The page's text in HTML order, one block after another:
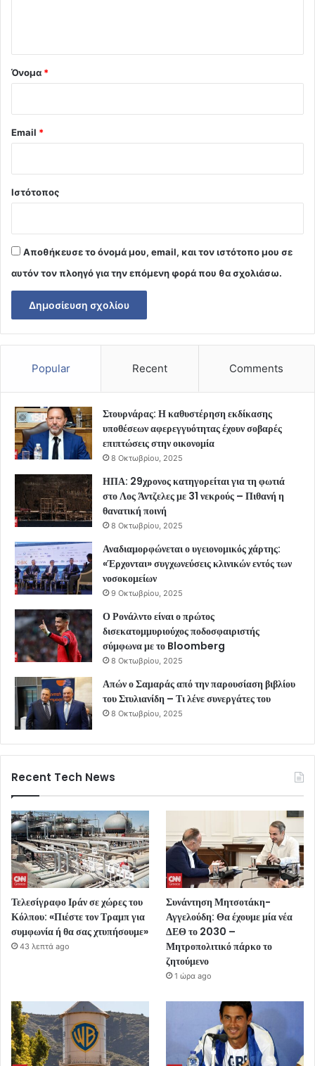
Όνομα *
Email *
Ιστότοπος
Αποθήκευσε το όνομά μου, email, και τον ιστότοπο μου σε
αυτόν τον πλοηγό για την επόμενη φορά που θα σχολιάσω.
Popular Recent Comments
Στουρνάρας: Η καθυστέρηση εκδίκασης
υποθέσεων αφερεγγυότητας έχουν σοβαρές
επιπτώσεις στην οικονομία
8 Οκτωβρίου, 2025
ΗΠΑ: 29χρονος κατηγορείται για τη φωτιά
στο Λος Άντζελες με 31 νεκρούς – Πιθανή η
θανατική ποινή
8 Οκτωβρίου, 2025
Αναδιαμορφώνεται ο υγειονομικός χάρτης:
«Έρχονται» συγχωνεύσεις κλινικών εντός των
νοσοκομείων
9 Οκτωβρίου, 2025
Ο Ρονάλντο είναι ο πρώτος
δισεκατομμυριούχος ποδοσφαιριστής
σύμφωνα με το Bloomberg
8 Οκτωβρίου, 2025
Απών ο Σαμαράς από την παρουσίαση βιβλίου
του Στυλιανίδη – Τι λένε συνεργάτες του
8 Οκτωβρίου, 2025
Recent Tech News
Τελεσίγραφο Ιράν σε χώρες του
Κόλπου: «Πιέστε τον Τραμπ για
συμφωνία ή θα σας χτυπήσουμε»
43 λεπτά ago
Συνάντηση Μητσοτάκη-
Αγγελούδη: Θα έχουμε μία νέα
ΔΕΘ το 2030 –
Μητροπολιτικό πάρκο το
ζητούμενο
1 ώρα ago